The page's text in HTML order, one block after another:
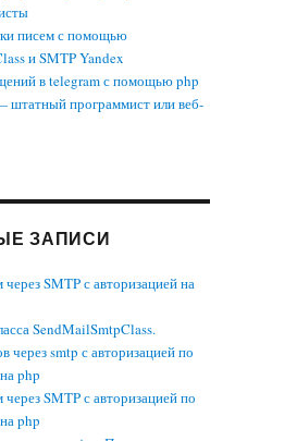
писем с помощью
и SMTP Yandex
в telegram с помощью php
штатный программист или веб-
ЗАПИСИ
SMTP с авторизацией на
SendMailSmtpClass.
через smtp с авторизацией по
php
SMTP с авторизацией по
php